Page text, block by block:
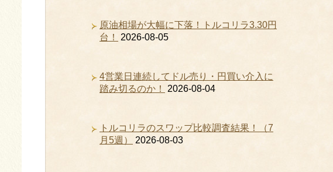
原油相場が大幅に下落！トルコリラ3.30円
台！
2026-08-05
4営業日連続してドル売り・円買い介入に
踏み切るのか！
2026-08-04
トルコリラのスワップ比較調査結果！（7
月5週）
2026-08-03